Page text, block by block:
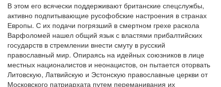
В этом его всячески поддерживают британские спецслужбы,
активно подпитывающие русофобские настроения в странах
Европы. С их подачи погрязший в смертном грехе раскола
Варфоломей нашел общий язык с властями прибалтийских
государств в стремлении внести смуту в русский
православный мир. Опираясь на идейных союзников в лице
местных националистов и неонацистов, он пытается оторвать
Литовскую, Латвийскую и Эстонскую православные церкви от
Московского патриархата путем переманивания их